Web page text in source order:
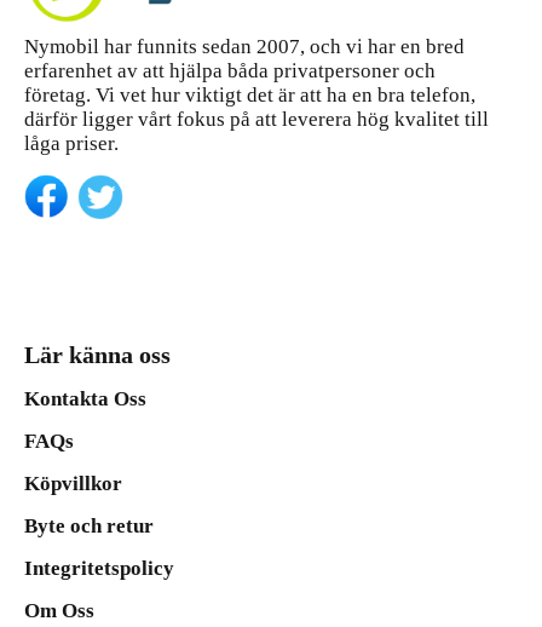
Nymobil har funnits sedan 2007, och vi har en bred
erfarenhet av att hjälpa båda privatpersoner och
företag. Vi vet hur viktigt det är att ha en bra telefon,
därför ligger vårt fokus på att leverera hög kvalitet till
låga priser.
Lär känna oss
Kontakta Oss
FAQs
Köpvillkor
Byte och retur
Integritetspolicy
Om Oss